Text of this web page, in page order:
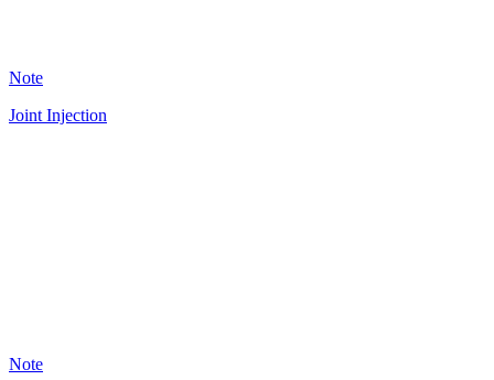
Note
Joint Injection
Note